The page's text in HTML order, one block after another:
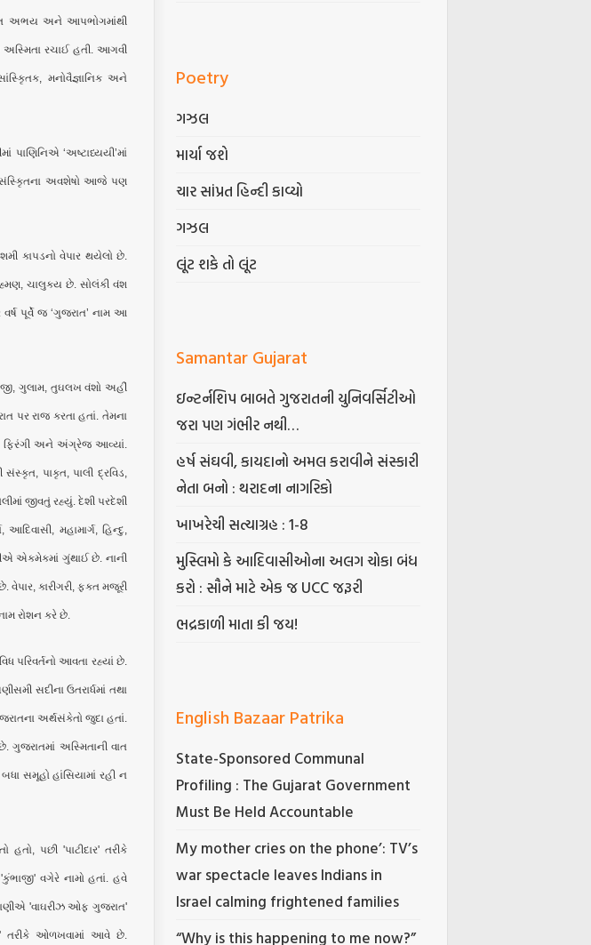
અભય અને આપભોગમાંથી
રચાઈ હતી. આગવી
મનોવૈજ્ઞાનિક અને
પાણિનિએ ‘અષ્ટાધ્યયી’માં
સંસ્કૃિતના અવશેષો આજે પણ
કાપડનો વેપાર થયેલો છે.
ચાલુક્ય છે. સોલંકી વંશ
પૂર્વે જ ‘ગુજરાત’ નામ આ
ગુલામ, તુઘલખ વંશો અહીં
પર રાજ કરતા હતાં. તેમના
ફિરંગી અને અંગ્રેજ આવ્યાં.
પાકૃત, પાલી દ્રવિડ,
જીવતું રહ્યું. દેશી પરદેશી
મહામાર્ગ, હિન્દુ,
એકમેકમાં ગુંથાઈ છે. નાની
કારીગરી, ફક્ત મજૂરી
રોશન કરે છે.
પરિવર્તનો આવતા રહ્યાં છે.
સદીના ઉતરાર્ધમાં તથા
અર્થસંકેતો જુદા હતાં.
અસ્મિતાની વાત
સમૂહો હાંસિયામાં રહી ન
પછી 'પાટીદાર' તરીકે
વગેરે નામો હતાં. હવે
'વાઘરીઝ ઓફ ગુજરાત'
તરીકે ઓળખવામાં આવે છે.
Poetry
ગઝલ
માર્યા જશે
ચાર સાંપ્રત હિન્દી કાવ્યો
ગઝલ
લૂંટ શકે તો લૂંટ
Samantar Gujarat
ઇન્ટર્નશિપ બાબતે ગુજરાતની યુનિવર્સિટીઓ
જરા પણ ગંભીર નથી…
હર્ષ સંઘવી, કાયદાનો અમલ કરાવીને સંસ્કારી
નેતા બનો : થરાદના નાગરિકો
ખાખરેચી સત્યાગ્રહ : 1-8
મુસ્લિમો કે આદિવાસીઓના અલગ ચોકા બંધ
કરો : સૌને માટે એક જ UCC જરૂરી
ભદ્રકાળી માતા કી જય!
English Bazaar Patrika
State-Sponsored Communal
Profiling : The Gujarat Government
Must Be Held Accountable
My mother cries on the phone’: TV’s
war spectacle leaves Indians in
Israel calming frightened families
“Why is this happening to me now?”